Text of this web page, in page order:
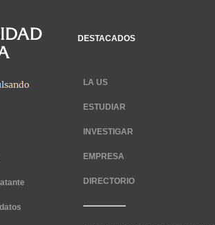
DESTACADOS
LA US
ESTUDIAR
INVESTIGAR
EMPRESA
DIRECTORIO